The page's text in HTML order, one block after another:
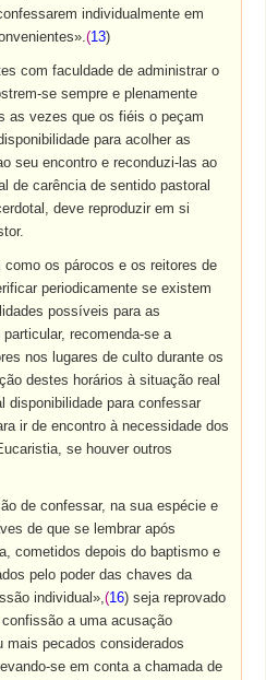
individualmente em
(13)
com faculdade de administrar o
se sempre e plenamente
as vezes que os fiéis o peçam
para acolher as
seu encontro e reconduzi-las ao
de carência de sentido pastoral
deve reproduzir em si
os párocos e os reitores de
periodicamente se existem
possíveis para as
recomenda-se a
nos lugares de culto durante os
destes horários à situação real
disponibilidade para confessar
ir de encontro à necessidade dos
se houver outros
de confessar, na sua espécie e
de que se lembrar após
cometidos depois do baptismo e
pelo poder das chaves da
individual»,(16) seja reprovado
a uma acusação
mais pecados considerados
se em conta a chamada de